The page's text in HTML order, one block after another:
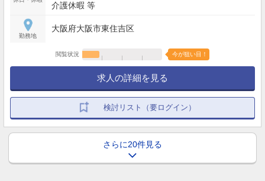
介護休暇 等
勤務地
大阪府大阪市東住吉区
閲覧状況 今が狙い目！
求人の詳細を見る
検討リスト（要ログイン）
さらに20件見る